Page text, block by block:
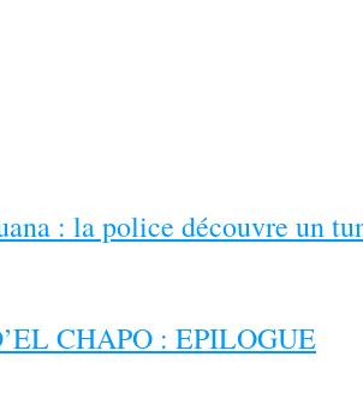
: la police découvre un
CHAPO : EPILOGUE